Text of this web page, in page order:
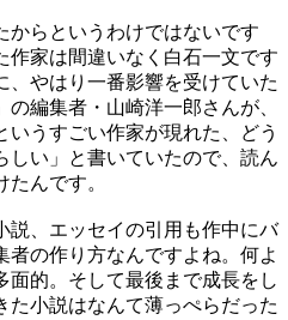
らというわけではないです
作家は間違いなく白石一文です
、やはり一番影響を受けていた
編集者・山崎洋一郎さんが、
いうすごい作家が現れた、どう
しい」と書いていたので、読ん
んです。
説、エッセイの引用も作中にバ
者の作り方なんですよね。何よ
面的。そして最後まで成長をし
た小説はなんて薄っぺらだった